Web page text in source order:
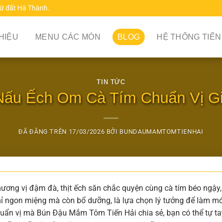
đất Hà Thành.
MENU CÁC MÓN BLOG HỆ THỐNG TIẾN
TIN TỨC
Ếch Om Cà Tím Chuẩn Vị
ĐÃ ĐĂNG TRÊN 17/03/2026 BỞI BUNDAUMAMTOMTIENHAI
vị đậm đà, thịt ếch săn chắc quyện cùng cà tím béo ngậy,
miệng mà còn bổ dưỡng, là lựa chọn lý tưởng để làm
vị mà Bún Đậu Mắm Tôm Tiến Hải chia sẻ, bạn có thể tự